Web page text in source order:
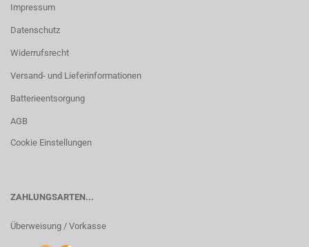
Impressum
Datenschutz
Widerrufsrecht
Versand- und Lieferinformationen
Batterieentsorgung
AGB
Cookie Einstellungen
ZAHLUNGSARTEN...
Überweisung / Vorkasse